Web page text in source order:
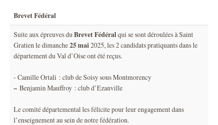
Photos
Brevet Fédéral
Suite aux épreuves duBrevet Fédéralqui se sont déroulées à Saint
Gratien le dimanche25 mai2025, les 2 candidats pratiquants dans le
département du Val d’Oise ont été reçus.
- Camille Ortali : club de Soisy sous Montmorency
– Benjamin Mauffroy : club d’Ezanville
Le comité départemental les félicite pour leur engagement dans
l’enseignement au sein de notre fédération.